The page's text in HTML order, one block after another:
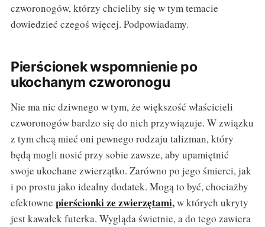
czworonogów, którzy chcieliby się w tym temacie
dowiedzieć czegoś więcej. Podpowiadamy.
Pierścionek wspomnienie po
ukochanym czworonogu
Nie ma nic dziwnego w tym, że większość właścicieli
czworonogów bardzo się do nich przywiązuje. W związku
z tym chcą mieć oni pewnego rodzaju talizman, który
będą mogli nosić przy sobie zawsze, aby upamiętnić
swoje ukochane zwierzątko. Zarówno po jego śmierci, jak
i po prostu jako idealny dodatek. Mogą to być, chociażby
efektowne pierścionki ze zwierzętami,w których ukryty
jest kawałek futerka. Wygląda świetnie, a do tego zawiera